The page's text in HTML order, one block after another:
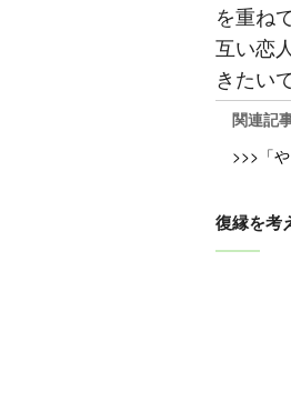
を重ね
互い恋
きたい
関連記
>>>「
復縁を考